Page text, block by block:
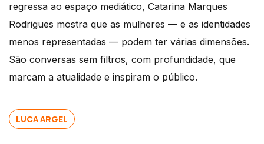
regressa ao espaço mediático, Catarina Marques
Rodrigues mostra que as mulheres — e as identidades
menos representadas — podem ter várias dimensões.
São conversas sem filtros, com profundidade, que
marcam a atualidade e inspiram o público.
LUCA ARGEL